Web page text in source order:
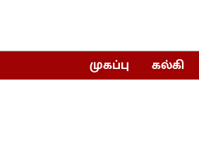
முகப்பு கல்கி